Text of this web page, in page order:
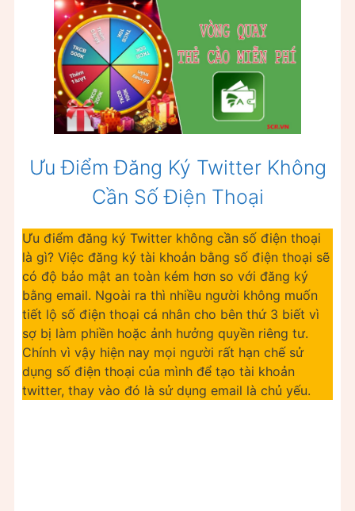
Ưu Điểm Đăng Ký Twitter Không
Cần Số Điện Thoại
Ưu điểm đăng ký Twitter không cần số điện thoại
là gì? Việc đăng ký tài khoản bằng số điện thoại sẽ
có độ bảo mật an toàn kém hơn so với đăng ký
bằng email. Ngoài ra thì nhiều người không muốn
tiết lộ số điện thoại cá nhân cho bên thứ 3 biết vì
sợ bị làm phiền hoặc ảnh hưởng quyền riêng tư.
Chính vì vậy hiện nay mọi người rất hạn chế sử
dụng số điện thoại của mình để tạo tài khoản
twitter, thay vào đó là sử dụng email là chủ yếu.